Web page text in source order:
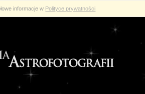
informacje w Polityce prywatności